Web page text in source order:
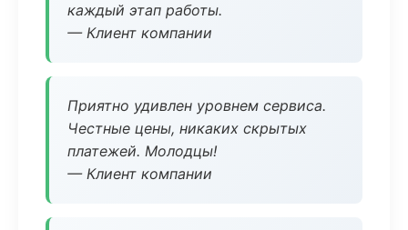
каждый этап работы.
— Клиент компании
Приятно удивлен уровнем сервиса.
Честные цены, никаких скрытых
платежей. Молодцы!
— Клиент компании